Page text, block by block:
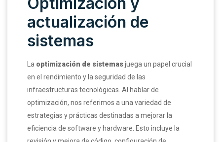
actualización de
sistemas
La optimización de sistemasjuega un papel crucial
en el rendimiento y la seguridad de las
infraestructuras tecnológicas. Al hablar de
optimización, nos referimos a una variedad de
estrategias y prácticas destinadas a mejorar la
eficiencia de software y hardware. Esto incluye la